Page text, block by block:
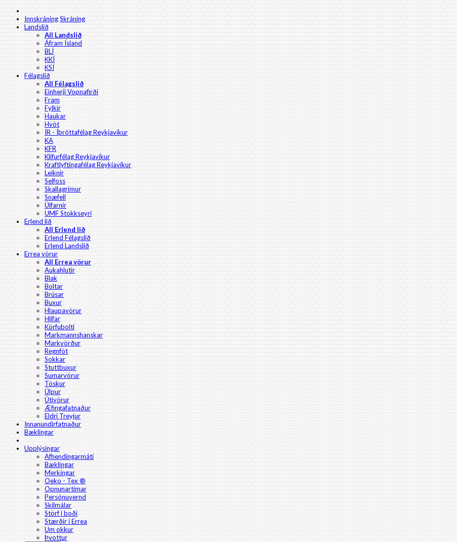
InnskráningSkráning
Landslið
All Landslið
Áfram Ísland
BLÍ
KKÍ
KSÍ
Félagslið
All Félagslið
Einherji Vopnafirði
Fram
Fylkir
Haukar
Hvöt
ÍR - Íþróttafélag Reykjavíkur
KA
KFR
Klifurfélag Reykjavíkur
Kraftlyftingafélag Reykjavíkur
Leiknir
Selfoss
Skallagrímur
Snæfell
Úlfarnir
UMF Stokkseyri
Erlend lið
All Erlend lið
Erlend Félagslið
Erlend Landslið
Errea vörur
All Errea vörur
Aukahlutir
Blak
Boltar
Brúsar
Buxur
Hlaupavörur
Hlífar
Körfubolti
Markmannshanskar
Markvörður
Regnföt
Sokkar
Stuttbuxur
Sumarvörur
Töskur
Úlpur
Útivörur
Æfingafatnaður
Eldri Treyjur
Innanundirfatnaður
Bæklingar
Upplýsingar
Afhendingarmáti
Bæklingar
Merkingar
Oeko - Tex ®
Opnunartímar
Persónuvernd
Skilmálar
Störf í boði
Stærðir í Errea
Um okkur
Þvottur